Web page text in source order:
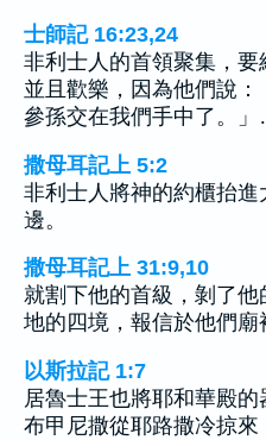
士師記 16:23,24
非利士人的首領聚集，要
並且歡樂，因為他們說
參孫交在我們手中了。
撒母耳記上 5:2
非利士人將神的約櫃抬
邊。
撒母耳記上 31:9,10
就割下他的首級，剝了
地的四境，報信於他們
以斯拉記 1:7
居魯士王也將耶和華殿
布甲尼撒從耶路撒冷掠來